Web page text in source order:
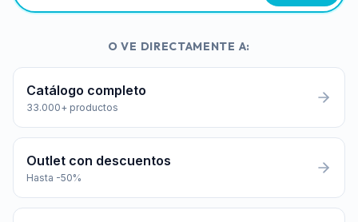
O VE DIRECTAMENTE A:
Catálogo completo
33.000+ productos
Outlet con descuentos
Hasta -50%